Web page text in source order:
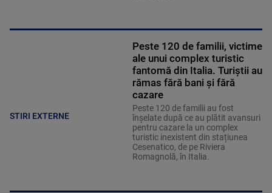
STIRI EXTERNE
Peste 120 de familii, victime
ale unui complex turistic
fantomă din Italia. Turiștii au
rămas fără bani și fără
cazare
Peste 120 de familii au fost
înșelate după ce au plătit avansuri
pentru cazare la un complex
turistic inexistent din stațiunea
Cesenatico, de pe Riviera
Romagnolă, în Italia.